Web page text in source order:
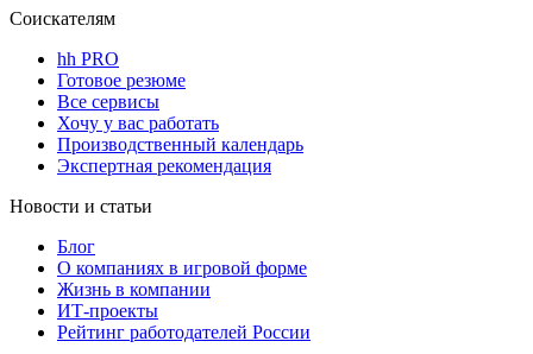
Соискателям
hh PRO
Готовое резюме
Все сервисы
Хочу у вас работать
Производственный календарь
Экспертная рекомендация
Новости и статьи
Блог
О компаниях в игровой форме
Жизнь в компании
ИТ-проекты
Рейтинг работодателей России